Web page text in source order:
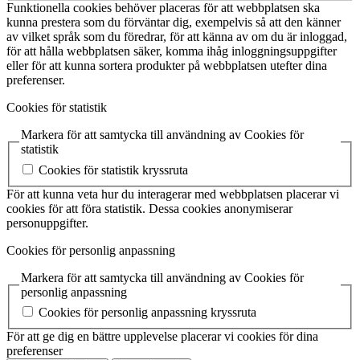
Funktionella cookies behöver placeras för att webbplatsen ska
kunna prestera som du förväntar dig, exempelvis så att den känner
av vilket språk som du föredrar, för att känna av om du är inloggad,
för att hålla webbplatsen säker, komma ihåg inloggningsuppgifter
eller för att kunna sortera produkter på webbplatsen utefter dina
preferenser.
Cookies för statistik
Markera för att samtycka till användning av Cookies för
statistik
Cookies för statistik kryssruta
För att kunna veta hur du interagerar med webbplatsen placerar vi
cookies för att föra statistik. Dessa cookies anonymiserar
personuppgifter.
Cookies för personlig anpassning
Markera för att samtycka till användning av Cookies för
personlig anpassning
Cookies för personlig anpassning kryssruta
För att ge dig en bättre upplevelse placerar vi cookies för dina
preferenser